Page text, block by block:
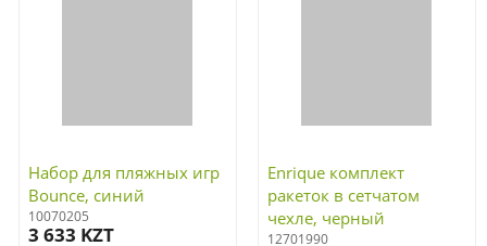
Набор для пляжных игр
Bounce, синий
10070205
3 633 KZT
Enrique комплект
ракеток в сетчатом
чехле, черный
12701990